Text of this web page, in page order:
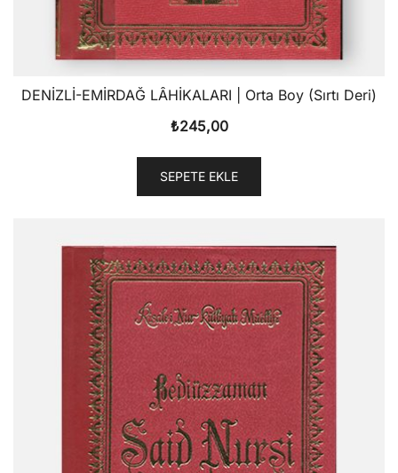
DENİZLİ-EMİRDAĞ LÂHİKALARI | Orta Boy (Sırtı Deri)
₺245,00
SEPETE EKLE